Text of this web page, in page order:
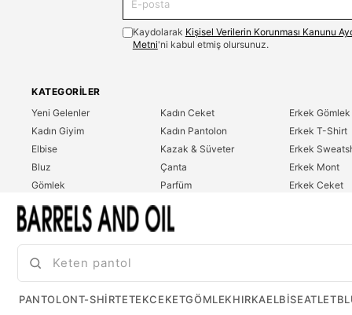
Kaydolarak Kişisel Verilerin Korunması Kanunu
Metni'ni kabul etmiş olursunuz.
KATEGORILER
Yeni Gelenler
Kadın Giyim
Elbise
Bluz
Gömlek
T-Shirt
Sweatshirt
Kadın Ceket
Kadın Pantolon
Kazak & Süveter
Çanta
Parfüm
Erkek Giyim
Erkek Gömlek
Erkek T-Shirt
Erkek
Erkek Mont
Erkek Ceket
PANTOLONT-SHIRTETEKCEKETGÖMLEKHIRKAELBISEATLET